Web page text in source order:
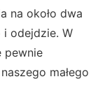
na około dwa
odejdzie. W
pewnie
małego